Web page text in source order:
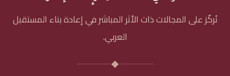
نُركّز على المجالات ذات الأثر المباشر في إعادة بناء المستقبل
العربي.